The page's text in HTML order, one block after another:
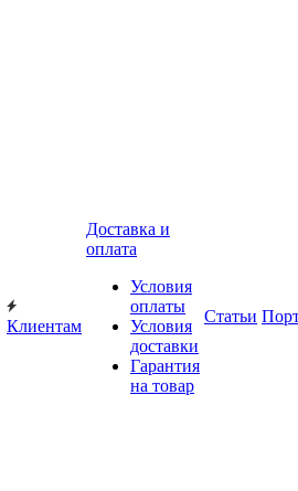
Клиентам
Доставка и
оплата
Условия
оплаты
Условия
доставки
Гарантия
на товар
Статьи